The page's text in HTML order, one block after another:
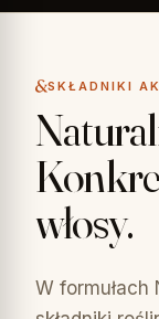
SKŁADNIKI
włosy.
W formułach